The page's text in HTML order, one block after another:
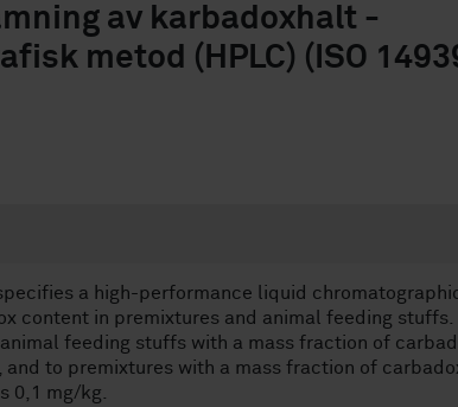
av karbadoxhalt -
metod (HPLC) (ISO
a high-performance liquid
content in premixtures and animal feeding stuffs.
feeding stuffs with a mass fraction of
to premixtures with a mass fraction of
0,1 mg/kg.